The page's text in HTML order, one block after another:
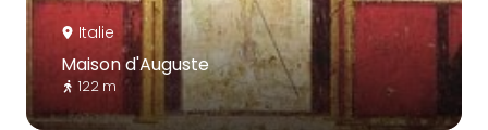
Italie
Maison d'Auguste
122 m